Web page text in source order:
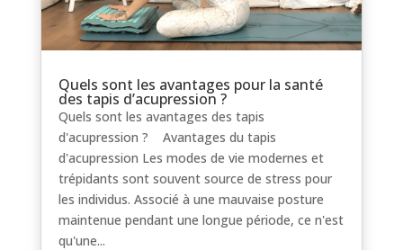
Quels sont les avantages pour la santé
des tapis d’acupression ?
Quels sont les avantages des tapis
d'acupression ? Avantages du tapis
d'acupression Les modes de vie modernes et
trépidants sont souvent source de stress pour
les individus. Associé à une mauvaise posture
maintenue pendant une longue période, ce n'est
qu'une...